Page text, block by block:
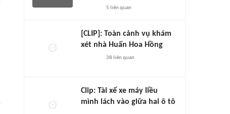
5 liên quan
[CLIP]: Toàn cảnh vụ khám
xét nhà Huấn Hoa Hồng
38 liên quan
Clip: Tài xế xe máy liều
mình lách vào giữa hai ô tô